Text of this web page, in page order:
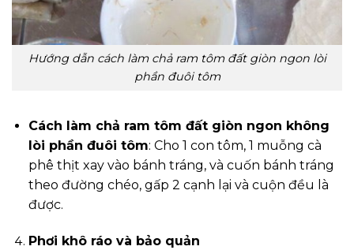
Hướng dẫn cách làm chả ram tôm đất giòn ngon lòi
phần đuôi tôm
Cách làm chả ram tôm đất giòn ngon không
lòi phần đuôi tôm: Cho 1 con tôm, 1 muỗng cà
phê thịt xay vào bánh tráng, và cuốn bánh tráng
theo đường chéo, gấp 2 cạnh lại và cuộn đều là
được.
Phơi khô ráo và bảo quản